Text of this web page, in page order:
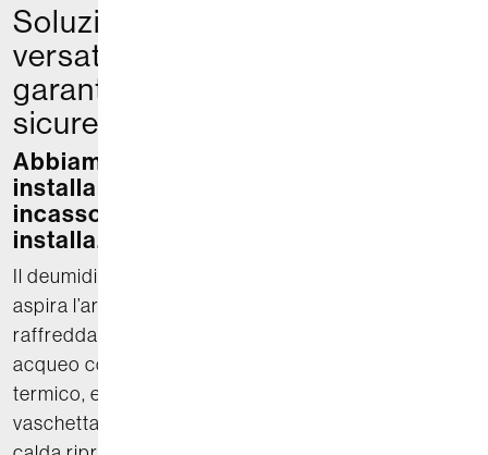
Soluzioni di deumidificazione
versatili e integrate che
garantiscono salubrità,
sicurezza e comfort
Abbiamo a disposizione unità a parete
installabili all’interno di un locale, sia da
incasso o con apposito mobiletto per
installazione a parete.
Il deumidificatore, grazie a un ventilatore integrato,
aspira l’aria e la convoglia attraverso una batteria di
raffreddamento con gas refrigerante. Il vapore
acqueo condensa per effetto del differenziale
termico, e l’acqua raccolta viene convogliata in una
vaschetta di scarico. Successivamente, una batteria